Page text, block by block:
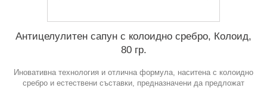
Антицелулитен сапун с колоидно сребро, Колоид,
80 гр.
Иновативна технология и отлична формула, наситена с колоидно
сребро и естествени съставки, предназначени да предложат